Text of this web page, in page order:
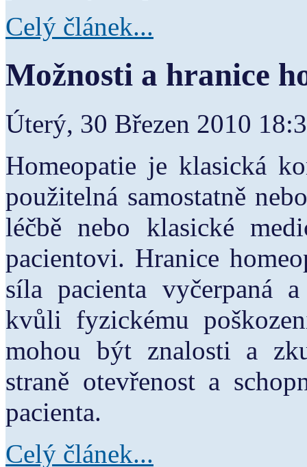
Celý článek...
Možnosti a hranice
Úterý, 30 Březen 2010
Homeopatie je klasická
použitelná samostatně
léčbě nebo klasické
pacientovi. Hranice
síla pacienta vyčerpaná
kvůli fyzickému
mohou být znalosti a
straně otevřenost a
pacienta.
Celý článek...